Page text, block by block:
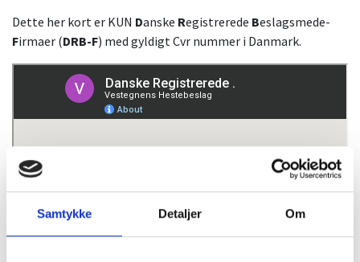
Samtykke Detaljer Om
Dette her kort er KUN Danske Registrerede Beslagsmede-
Firmaer (DRB-F) med gyldigt Cvr nummer i Danmark.